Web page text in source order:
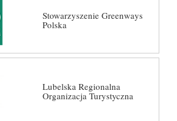
Stowarzyszenie Greenways
Polska
Lubelska Regionalna
Organizacja Turystyczna